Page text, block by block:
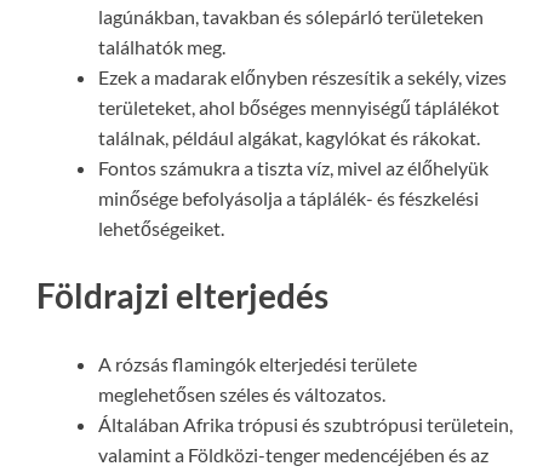
lagúnákban, tavakban és sólepárló területeken
találhatók meg.
Ezek a madarak előnyben részesítik a sekély, vizes
területeket, ahol bőséges mennyiségű táplálékot
találnak, például algákat, kagylókat és rákokat.
Fontos számukra a tiszta víz, mivel az élőhelyük
minősége befolyásolja a táplálék- és fészkelési
lehetőségeiket.
Földrajzi elterjedés
A rózsás flamingók elterjedési területe
meglehetősen széles és változatos.
Általában Afrika trópusi és szubtrópusi területein,
valamint a Földközi-tenger medencéjében és az